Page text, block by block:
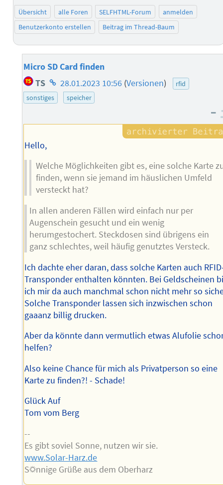
Übersicht alle Foren SELFHTML-Forum
anmelden
Benutzerkonto erstellen
Beitrag im Thread-Baum
Micro SD Card finden
TS Homepage
des
28.01.2023 10:56 (Versionen)
rfid
sonstiges
speicher
–
Hello,
Welche Möglichkeiten gibt es, eine solche Karte
finden, wenn sie jemand im häuslichen Umfeld
versteckt hat?
In allen anderen Fällen wird einfach nur per
Augenschein gesucht und ein wenig
herumgestochert. Steckdosen sind übrigens ein
ganz schlechtes, weil häufig genutztes Versteck.
Ich dachte eher daran, dass solche Karten auch
Transponder enthalten könnten. Bei Geldscheinen
ich mir da auch manchmal schon nicht mehr so
Solche Transponder lassen sich inzwischen schon
gaaanz billig drucken.
Aber da könnte dann vermutlich etwas Alufolie
helfen?
Also keine Chance für mich als Privatperson so eine
Karte zu finden?! - Schade!
Glück Auf
Tom vom Berg
--
Es gibt soviel Sonne, nutzen wir sie.
www.Solar-Harz.de
S☼nnige Grüße aus dem Oberharz